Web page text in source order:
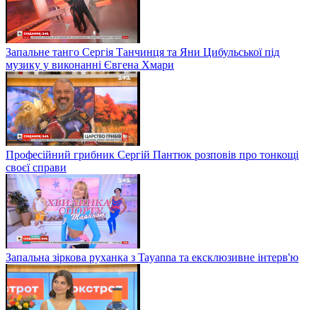
Запальне танго Сергія Танчинця та Яни Цибульської під
музику у виконанні Євгена Хмари
Професійний грибник Сергій Пантюк розповів про тонкощі
своєї справи
Запальна зіркова руханка з Tayanna та ексклюзивне інтерв'ю